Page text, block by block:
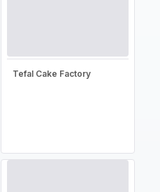
Tefal Cake Factory